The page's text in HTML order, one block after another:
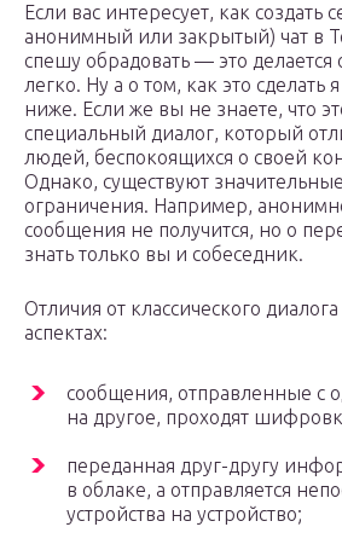
Если вас интересует, как создать
анонимный или закрытый) чат в
спешу обрадовать — это делается
легко. Ну а о том, как это сделать
ниже. Если же вы не знаете, что
специальный диалог, который
людей, беспокоящихся о своей
Однако, существуют значительные
ограничения. Например,
сообщения не получится, но о
знать только вы и собеседник.
Отличия от классического
аспектах:
сообщения, отправленные с
на другое, проходят
переданная друг-другу
в облаке, а отправляется
устройства на устройство;